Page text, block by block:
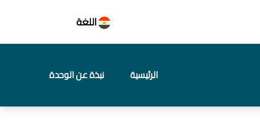
اللغة
الرئيسية نبذة عن الوحدة